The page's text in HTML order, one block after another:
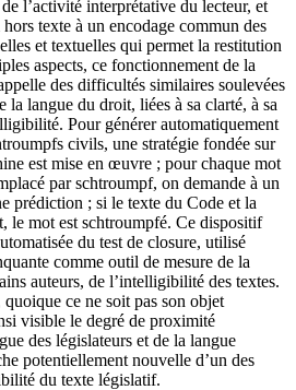
l’activité interprétative du lecteur, et
texte à un encodage commun des
et textuelles qui permet la restitution
aspects, ce fonctionnement de la
des difficultés similaires soulevées
la langue du droit, liées à sa clarté, à sa
Pour générer automatiquement
civils, une stratégie fondée sur
est mise en œuvre ; pour chaque mot
par schtroumpf, on demande à un
prédiction ; si le texte du Code et la
le mot est schtroumpfé. Ce dispositif
du test de closure, utilisé
comme outil de mesure de la
auteurs, de l’intelligibilité des textes.
ce ne soit pas son objet
visible le degré de proximité
des législateurs et de la langue
potentiellement nouvelle d’un des
du texte législatif.